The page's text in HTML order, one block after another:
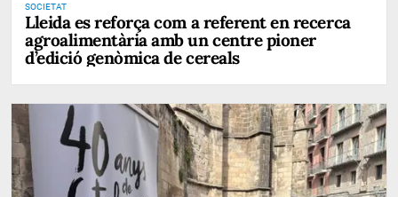
SOCIETAT
Lleida es reforça com a referent en recerca
agroalimentària amb un centre pioner
d’edició genòmica de cereals